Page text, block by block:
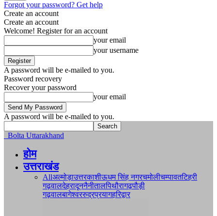
Forgot your password? Get help
Create an account
Create an account
Welcome! Register for an account
your email
your username
A password will be e-mailed to you.
Password recovery
Recover your password
your email
A password will be e-mailed to you.
Bolta Uttarakhand
होम
उत्तराखंड
Allअल्मोड़ाउत्तरकाशीऊधम सिंह नगरचमोलीचम्पावतटिहरी
गढ़वालदेहरादूननैनीतालपिथौरागढ़पौड़ी
गढ़वालबागेश्वररुद्रप्रयागहरिद्वार